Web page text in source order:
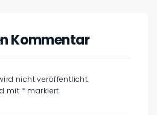
Kommentar
nicht veröffentlicht.
mit * markiert